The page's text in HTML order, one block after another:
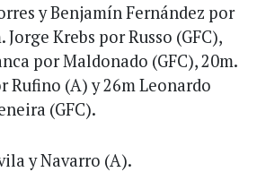
y Benjamín Fernández por
Jorge Krebs por Russo (GFC),
por Maldonado (GFC), 20m.
Rufino (A) y 26m Leonardo
(GFC).
y Navarro (A).